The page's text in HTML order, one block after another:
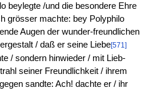
beylegte /und die besondere Ehre
grösser machte: bey Polyphilo
Augen der wunder-freundlichen
/ daß er seine Liebe[571]
/ sondern hinwieder / mit Lieb-
seiner Freundlichkeit / ihrem
sandte: Ach! dachte er / ihr